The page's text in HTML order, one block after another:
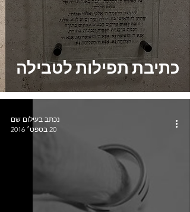
כתיבת תפילות לטבילה
נכתב בעילום שם
20 בספט׳ 2016